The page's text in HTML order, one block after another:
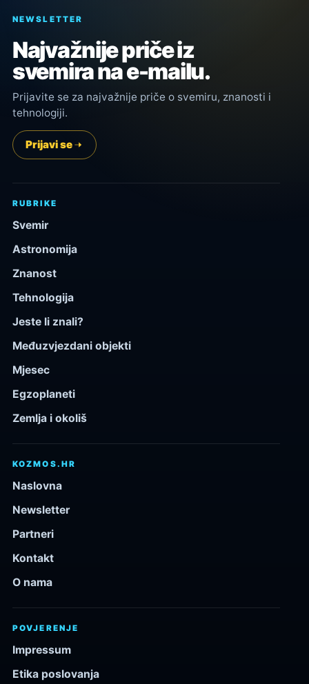
NEWSLETTER
Najvažnije priče iz
svemira na e-mailu.
Prijavite se za najvažnije priče o svemiru, znanosti i
tehnologiji.
Prijavi se
RUBRIKE
Svemir
Astronomija
Znanost
Tehnologija
Jeste li znali?
Međuzvjezdani objekti
Mjesec
Egzoplaneti
Zemlja i okoliš
KOZMOS.HR
Naslovna
Newsletter
Partneri
Kontakt
O nama
POVJERENJE
Impressum
Etika poslovanja